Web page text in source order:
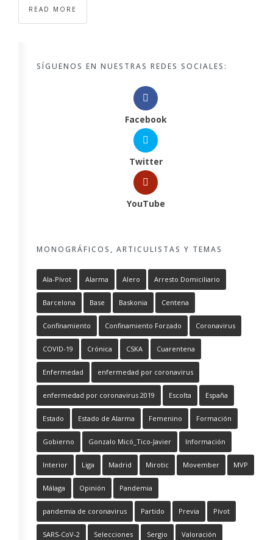
READ MORE
SÍGUENOS EN NUESTRAS REDES SOCIALES:
Facebook
Twitter
YouTube
MONOGRÁFICOS, ARTICULISTAS Y TEMAS
Ala-Pívot Alarma Alero Arresto Domiciliario
Barcelona Base Baskonia Centena
Confinamiento Confinamiento Forzado Coronavirus
COVID-19 Crónica CSKA Cuarentena
Enfermedad enfermedad por coronavirus
enfermedad por coronavirus 2019 Escolta España
Estado Estado de Alarma Femenino Formación
Gobierno Gonzalo Micó_Tico-Javier Información
Interior Liga Madrid Mirotic Movember MVP
Málaga Opinión Pandemia
pandemia de coronavirus Partido Previa Pívot
SARS-CoV-2 Selecciones Sergio Valoración